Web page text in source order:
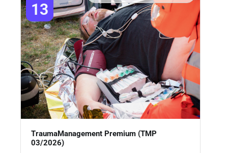
13
TraumaManagement Premium (TMP
03/2026)